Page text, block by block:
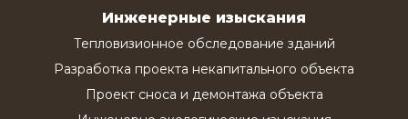
Инженерные изыскания
Тепловизионное обследование зданий
Разработка проекта некапитального объекта
Проект сноса и демонтажа объекта